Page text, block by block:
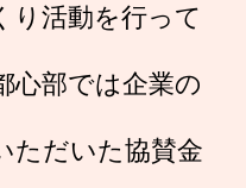
り活動を行って
心部では企業の
ただいた協賛金